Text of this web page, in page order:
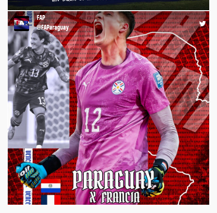
🇵🇾 GRACIAS, GUERREROS 👊🏻 https://t.co/iak8aLBgw8
21:19 04-07-26
FAP
@FAParaguay
⚽️ ¡La #Albirroja juega a las 18:00 por el #Mundial2026 🏆🌎,
ante Francia 🇫🇷, por los Octavos de Final de la Copa del
Mundo! 💪🏼 ¡VAMOS, #PARAGUAY ! ¡VAMOS QUERIDA ALBIRROJA!
🇵🇾 #FAP #FutbolistasParaguayos #FútbolParaguayo
https://t.co/1qnxPf1eRh